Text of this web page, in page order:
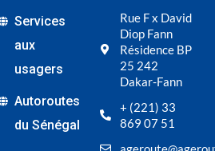
Services
aux
usagers
Autoroutes
du Sénégal
Rue F x David
Diop Fann
Résidence BP
25 242
Dakar-Fann
+ (221) 33
869 07 51